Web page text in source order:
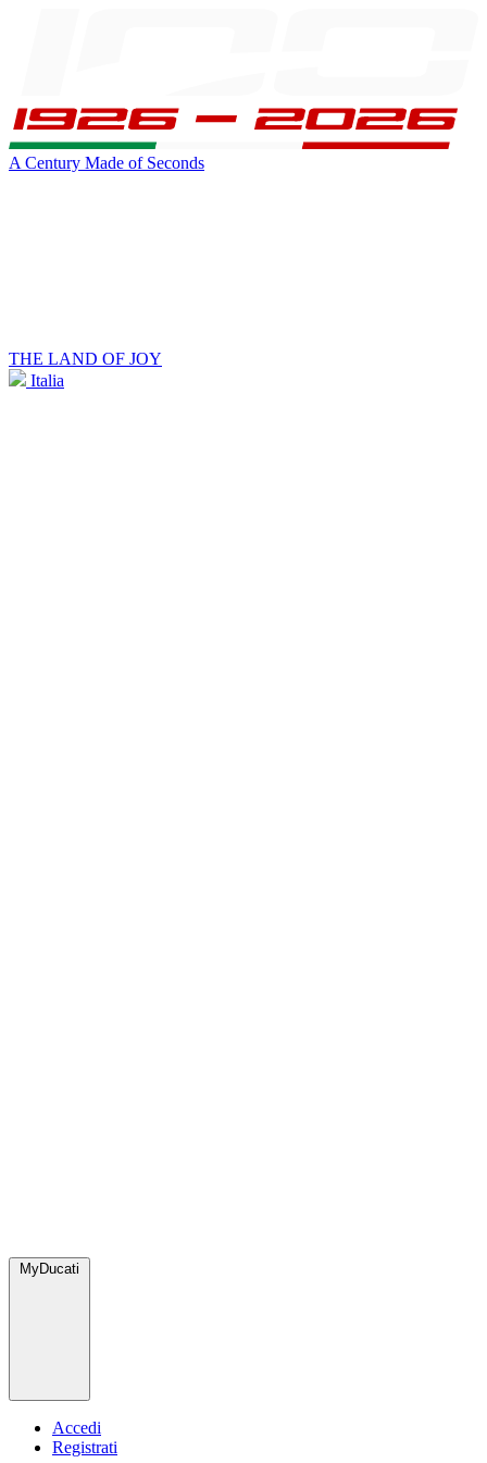
A Century Made of Seconds
THE LAND OF JOY
Italia
MyDucati
Accedi
Registrati